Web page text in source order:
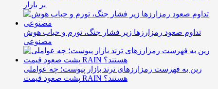
بر بازار
تداوم صعود رمزارزها زیر فشار جنگ، تورم و حباب هوش
مصنوعی
رین به فهرست رمزارزهای ترند بازار پیوست؛ چه عواملی
پشت صعود قیمت RAIN هستند؟